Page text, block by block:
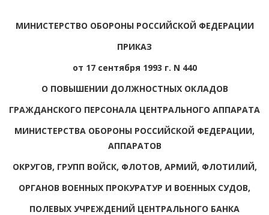
МИНИСТЕРСТВО ОБОРОНЫ РОССИЙСКОЙ ФЕДЕРАЦИИ
ПРИКАЗ
от 17 сентября 1993 г. N 440
О ПОВЫШЕНИИ ДОЛЖНОСТНЫХ ОКЛАДОВ
ГРАЖДАНСКОГО ПЕРСОНАЛА ЦЕНТРАЛЬНОГО АППАРАТА
МИНИСТЕРСТВА ОБОРОНЫ РОССИЙСКОЙ ФЕДЕРАЦИИ,
АППАРАТОВ
ОКРУГОВ, ГРУПП ВОЙСК, ФЛОТОВ, АРМИЙ, ФЛОТИЛИЙ,
ОРГАНОВ ВОЕННЫХ ПРОКУРАТУР И ВОЕННЫХ СУДОВ,
ПОЛЕВЫХ УЧРЕЖДЕНИЙ ЦЕНТРАЛЬНОГО БАНКА